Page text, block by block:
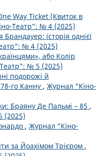
Way Ticket (Квиток в
Театр”: № 4 (2025)
Брандауер: історія однієї
№ 4 (2025)
або Колір
№ 5 (2025)
подорожі й
го Канну , Журнал “Кіно-
Браяну Де Пальмі – 85 ,
(2025)
, Журнал “Кіно-
за Йоахімом Трієром ,